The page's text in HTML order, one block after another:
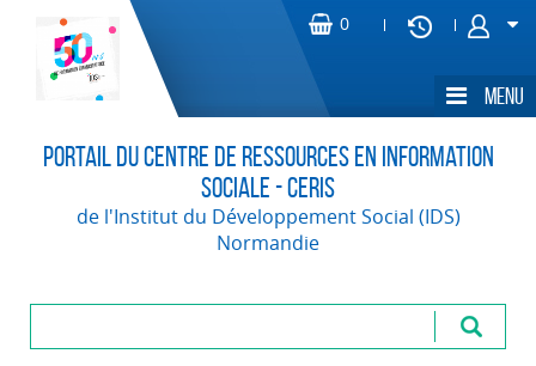
Portail du Centre de Ressources en Information
Sociale - CERIS
de l'Institut du Développement Social (IDS)
Normandie